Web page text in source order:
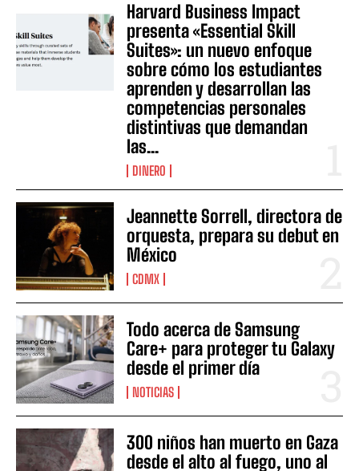
Harvard Business Impact
presenta «Essential Skill
Suites»: un nuevo enfoque
sobre cómo los estudiantes
aprenden y desarrollan las
competencias personales
distintivas que demandan
las...
DINERO
Jeannette Sorrell, directora de
orquesta, prepara su debut en
México
CDMX
Todo acerca de Samsung
Care+ para proteger tu Galaxy
desde el primer día
NOTICIAS
300 niños han muerto en Gaza
desde el alto al fuego, uno al